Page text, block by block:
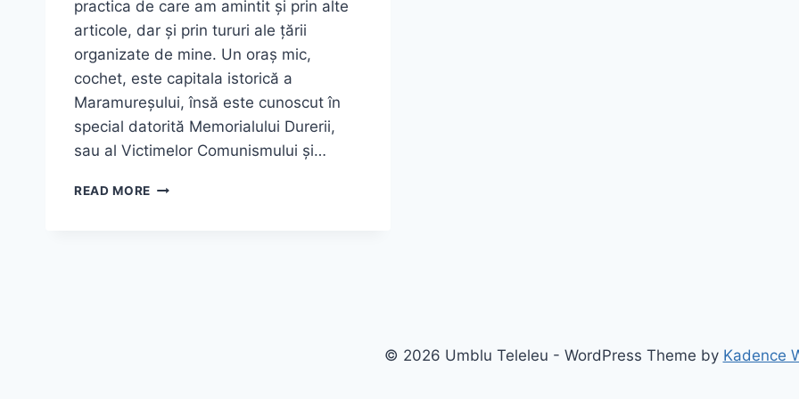
practica de care am amintit și prin alte
articole, dar și prin tururi ale țării
organizate de mine. Un oraș mic,
cochet, este capitala istorică a
Maramureșului, însă este cunoscut în
special datorită Memorialului Durerii,
sau al Victimelor Comunismului și…
READ MORE MEMORIALUL
© 2026 Umblu Teleleu - WordPress Theme by Kadence